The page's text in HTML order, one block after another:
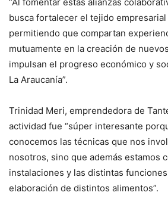
busca fortalecer el tejido empresarial
permitiendo que compartan
mutuamente en la creación de
impulsan el progreso económico y
La Araucanía”.
Trinidad Meri, emprendedora de
actividad fue “súper interesante
conocemos las técnicas que nos
nosotros, sino que además estamos
instalaciones y las distintas
elaboración de distintos alimentos”.